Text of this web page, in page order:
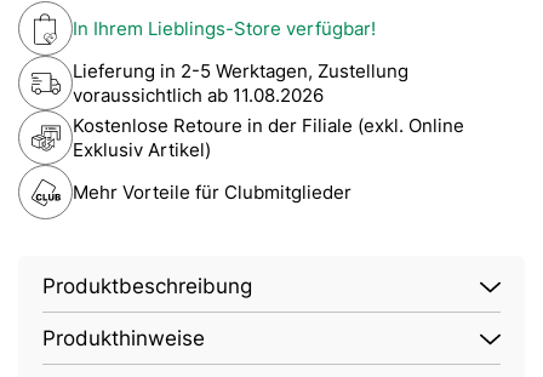
In Ihrem Lieblings-Store verfügbar!
Lieferung in 2-5 Werktagen, Zustellung
voraussichtlich ab 11.08.2026
Kostenlose Retoure in der Filiale (exkl. Online
Exklusiv Artikel)
Mehr Vorteile für Clubmitglieder
Produktbeschreibung
Produkthinweise